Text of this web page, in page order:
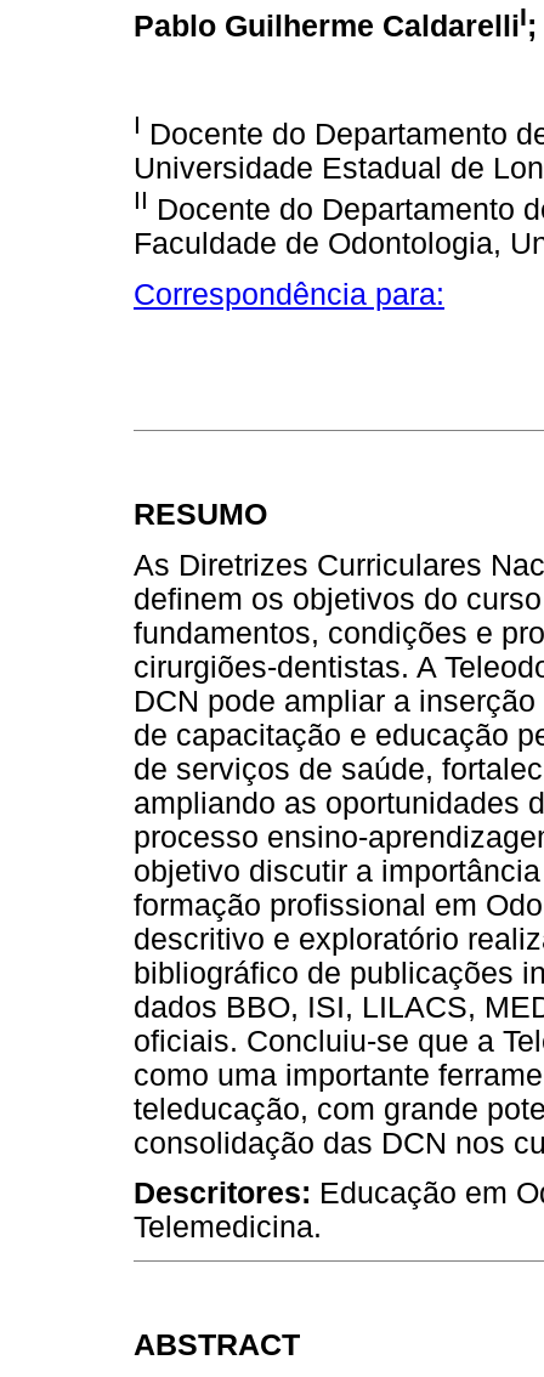
Pablo Guilherme CaldarelliI;
I Docente do Departamento
Universidade Estadual de
II Docente do Departamento
Faculdade de Odontologia,
Correspondência para:
RESUMO
As Diretrizes Curriculares
definem os objetivos do
fundamentos, condições e
cirurgiões-dentistas. A
DCN pode ampliar a
de capacitação e educação
de serviços de saúde,
ampliando as oportunidades
processo ensino-
objetivo discutir a
formação profissional em
descritivo e exploratório
bibliográfico de publicações
dados BBO, ISI, LILACS,
oficiais. Concluiu-se que a
como uma importante
teleducação, com grande
consolidação das DCN nos
Descritores: Educação em
Telemedicina.
ABSTRACT